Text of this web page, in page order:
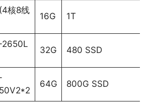
核8线
16G 1T
2650L
32G 480 SSD
64G 800G SSD